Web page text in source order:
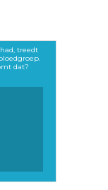
treedt
dat?